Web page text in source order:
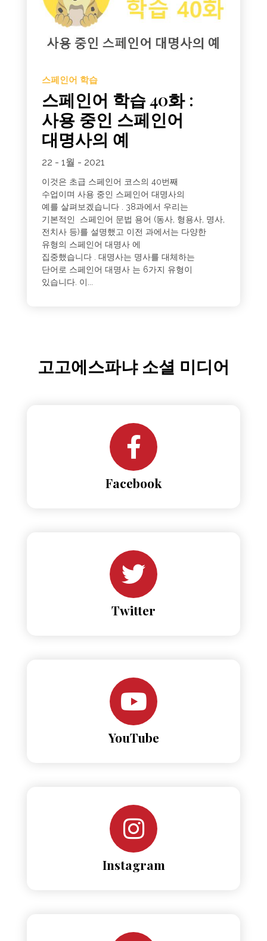
스페인어 학습
스페인어 학습 40화 :
사용 중인 스페인어
대명사의 예
22 - 1월 - 2021
이것은 초급 스페인어 코스의 40번째
수업이며 사용 중인 스페인어 대명사의
예를 살펴보겠습니다 . 38과에서 우리는
기본적인 스페인어 문법 용어 (동사, 형용사, 명사,
전치사 등)를 설명했고 이전 과에서는 다양한
유형의 스페인어 대명사 에
집중했습니다 . 대명사는 명사를 대체하는
단어로 스페인어 대명사 는 6가지 유형이
있습니다. 이...
고고에스파냐 소셜 미디어
Facebook
Twitter
YouTube
Instagram